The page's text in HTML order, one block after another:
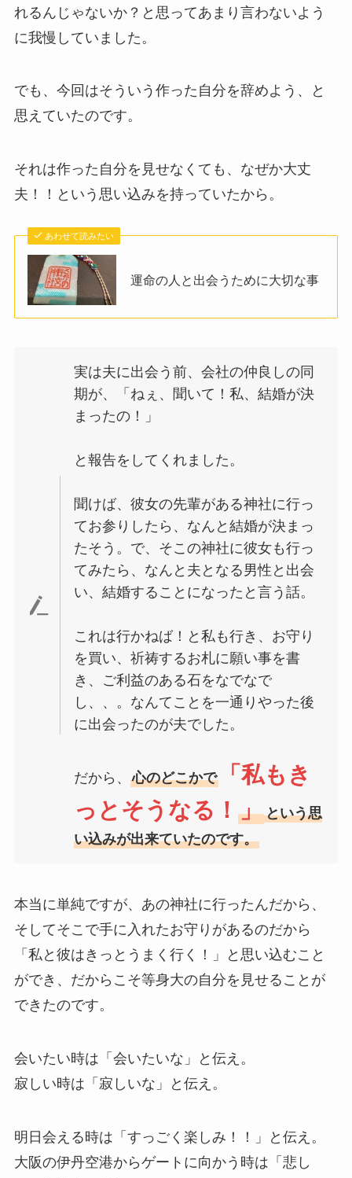
れるんじゃないか？と思ってあまり言わないよう
に我慢していました。
でも、今回はそういう作った自分を辞めよう、と
思えていたのです。
それは作った自分を見せなくても、なぜか大丈
夫！！という思い込みを持っていたから。
あわせて読みたい
運命の人と出会うために大切な事
実は夫に出会う前、会社の仲良しの同
期が、「ねぇ、聞いて！私、結婚が決
まったの！」
と報告をしてくれました。
聞けば、彼女の先輩がある神社に行っ
てお参りしたら、なんと結婚が決まっ
たそう。で、そこの神社に彼女も行っ
てみたら、なんと夫となる男性と出会
い、結婚することになったと言う話。
これは行かねば！と私も行き、お守り
を買い、祈祷するお札に願い事を書
き、ご利益のある石をなでなで
し、、。なんてことを一通りやった後
に出会ったのが夫でした。
だから、心のどこかで
「私もき
っとそうなる！」 という思
い込みが出来ていたのです。
本当に単純ですが、あの神社に行ったんだから、
そしてそこで手に入れたお守りがあるのだから
「私と彼はきっとうまく行く！」と思い込むこと
ができ、だからこそ等身大の自分を見せることが
できたのです。
会いたい時は「会いたいな」と伝え。
寂しい時は「寂しいな」と伝え。
明日会える時は「すっごく楽しみ！！」と伝え。
大阪の伊丹空港からゲートに向かう時は「悲し